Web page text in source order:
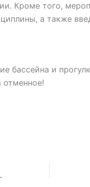
Кроме того,
а также
бассейна и
отменное!